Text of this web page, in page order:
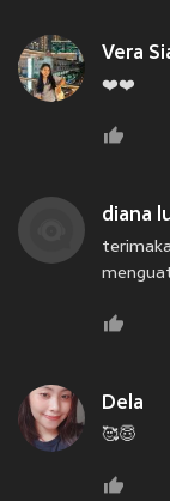
Vera
❤️❤️
diana
Dela
🥰😇